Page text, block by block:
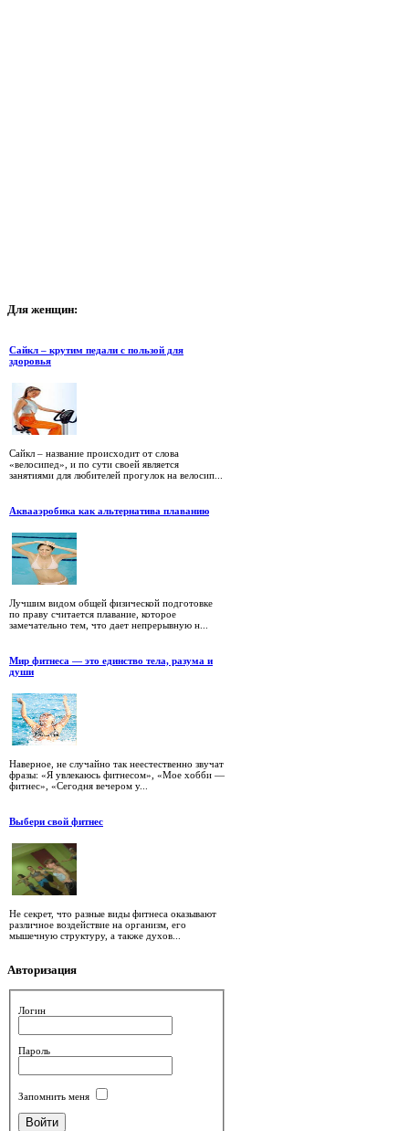
Для женщин:
Сайкл – крутим педали с пользой для
здоровья
Сайкл – название происходит от слова
«велосипед», и по сути своей является
занятиями для любителей прогулок на велосип...
Аквааэробика как альтернатива плаванию
Лучшим видом общей физической подготовке
по праву считается плавание, которое
замечательно тем, что дает непрерывную н...
Мир фитнеса — это единство тела, разума и
души
Наверное, не случайно так неестественно звучат
фразы: «Я увлекаюсь фитнесом», «Мое хобби —
фитнес», «Сегодня вечером у...
Выбери свой фитнес
Не секрет, что разные виды фитнеса оказывают
различное воздействие на организм, его
мышечную структуру, а также духов...
Авторизация
Логин
Пароль
Запомнить меня